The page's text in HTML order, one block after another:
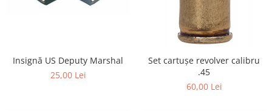
Insignă US Deputy Marshal
25,00 Lei
Set cartușe revolver calibru
.45
60,00 Lei